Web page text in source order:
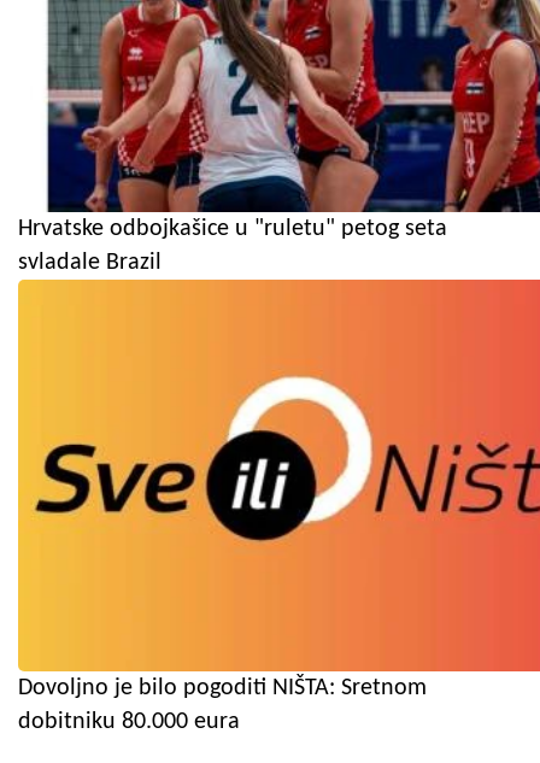
Hrvatske odbojkašice u "ruletu" petog seta
svladale Brazil
Dovoljno je bilo pogoditi NIŠTA: Sretnom
dobitniku 80.000 eura